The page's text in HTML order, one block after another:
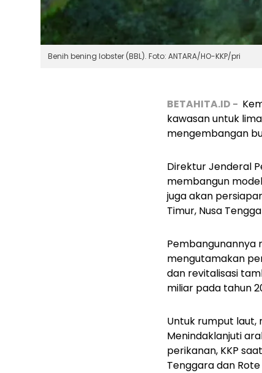
Benih bening lobster (BBL). Foto: ANTARA/HO-KKP/pri
BETAHITA.ID -
kawasan untuk
mengembangan
Direktur Jenderal
membangun
juga akan
Timur, Nusa
Pembangunannya
mengutamakan
dan revitalisasi
miliar pada tahun
Untuk rumput laut,
Menindaklanjuti
perikanan, KKP
Tenggara dan Rote